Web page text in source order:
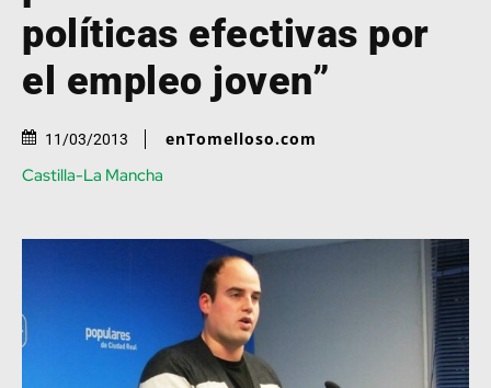
políticas efectivas por
el empleo joven”
11/03/2013 enTomelloso.com
Castilla-La Mancha